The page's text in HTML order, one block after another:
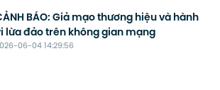
06-04 14:29:56
BÁO: Giả mạo thương hiệu và hành
lừa đảo trên không gian mạng